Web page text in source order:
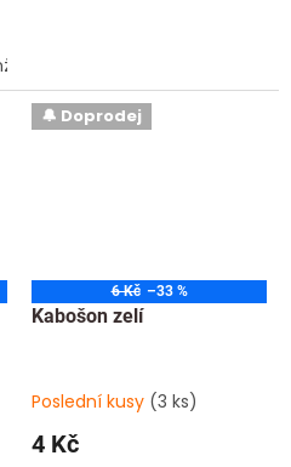
🔔 Doprodej
6 Kč –33 %
Kabošon zelí
Poslední kusy (3 ks)
4 Kč